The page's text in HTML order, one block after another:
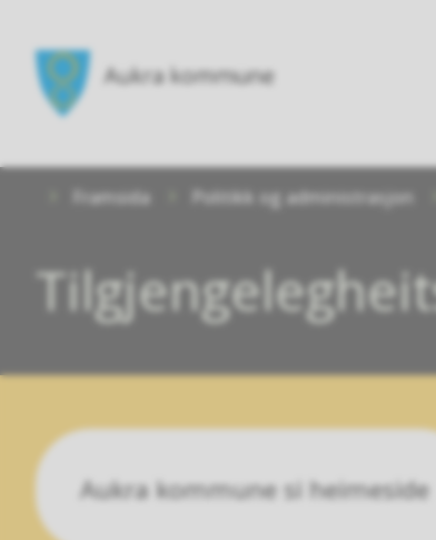
Aukra
Framsida Politikk og administrasjon
Aukra kommune si heimeside